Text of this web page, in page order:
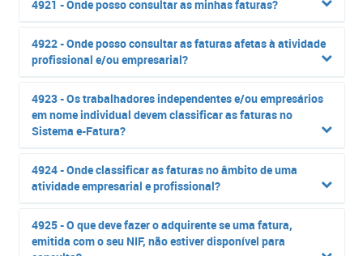
4921 - Onde posso consultar as minhas faturas?
4922 - Onde posso consultar as faturas afetas à atividade
profissional e/ou empresarial?
4923 - Os trabalhadores independentes e/ou empresários
em nome individual devem classificar as faturas no
Sistema e-Fatura?
4924 - Onde classificar as faturas no âmbito de uma
atividade empresarial e profissional?
4925 - O que deve fazer o adquirente se uma fatura,
emitida com o seu NIF, não estiver disponível para